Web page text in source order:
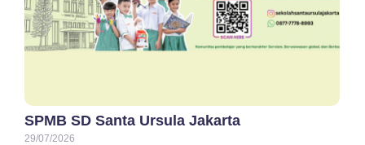
SPMB SD Santa Ursula Jakarta
29/07/2026